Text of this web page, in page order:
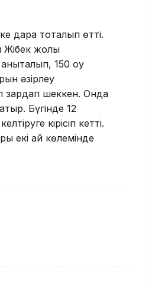
дара тоқталып өтті.
Жібек жолы
150 оқу
әзірлеу
зардап шеккен. Онда
Бүгінде 12
кірісіп кетті.
екі ай көлемінде